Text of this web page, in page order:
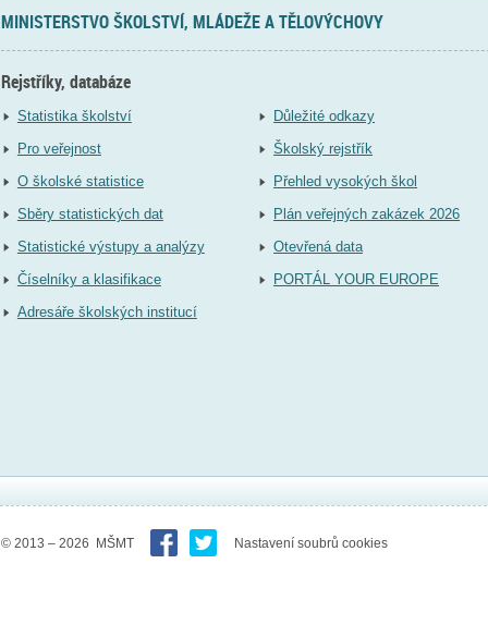
MINISTERSTVO ŠKOLSTVÍ, MLÁDEŽE A TĚLOVÝCHOVY
Rejstříky, databáze
Statistika školství
Pro veřejnost
O školské statistice
Sběry statistických dat
Statistické výstupy a analýzy
Číselníky a klasifikace
Adresáře školských institucí
Důležité odkazy
Školský rejstřík
Přehled vysokých škol
Plán veřejných zakázek 2026
Otevřená data
PORTÁL YOUR EUROPE
© 2013 – 2026 MŠMT Nastavení soubrů cookies